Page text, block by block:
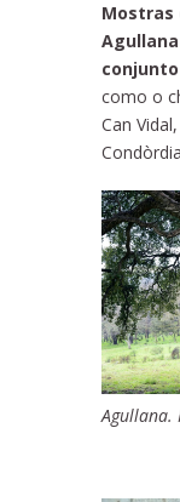
Mostras
como o
Can
Agullana.